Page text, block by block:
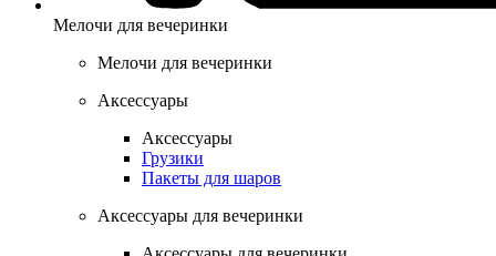
Мелочи для вечеринки
Мелочи для вечеринки
Аксессуары
Аксессуары
Грузики
Пакеты для шаров
Аксессуары для вечеринки